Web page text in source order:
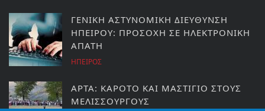
ΓΕΝΙΚΗ ΑΣΤΥΝΟΜΙΚΗ ΔΙΕΥΘΥΝΣΗ
ΗΠΕΙΡΟΥ: ΠΡΟΣΟΧΗ ΣΕ ΗΛΕΚΤΡΟΝΙΚΗ
ΑΠΑΤΗ
ΗΠΕΙΡΟΣ
ΑΡΤΑ: ΚΑΡΟΤΟ ΚΑΙ ΜΑΣΤΙΓΙΟ ΣΤΟΥΣ
ΜΕΛΙΣΣΟΥΡΓΟΥΣ